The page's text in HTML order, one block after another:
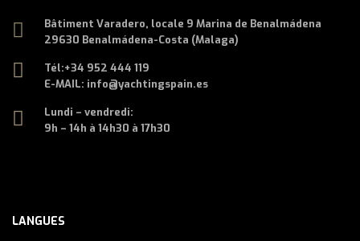
Bâtiment Varadero, locale 9 Marina de Benalmádena
29630 Benalmádena-Costa (Malaga)
Tél:+34 952 444 119
E-MAIL: info@yachtingspain.es
Lundi – vendredi:
9h – 14h à 14h30 à 17h30
LANGUES